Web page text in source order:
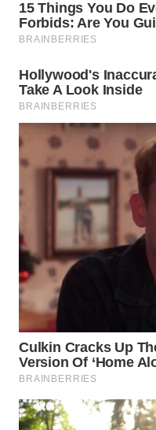
WN
SULUT
WN
MALUKU
WN
MALUT
WN
DANAU
TOBA
WN
NIAS
LANGKAT